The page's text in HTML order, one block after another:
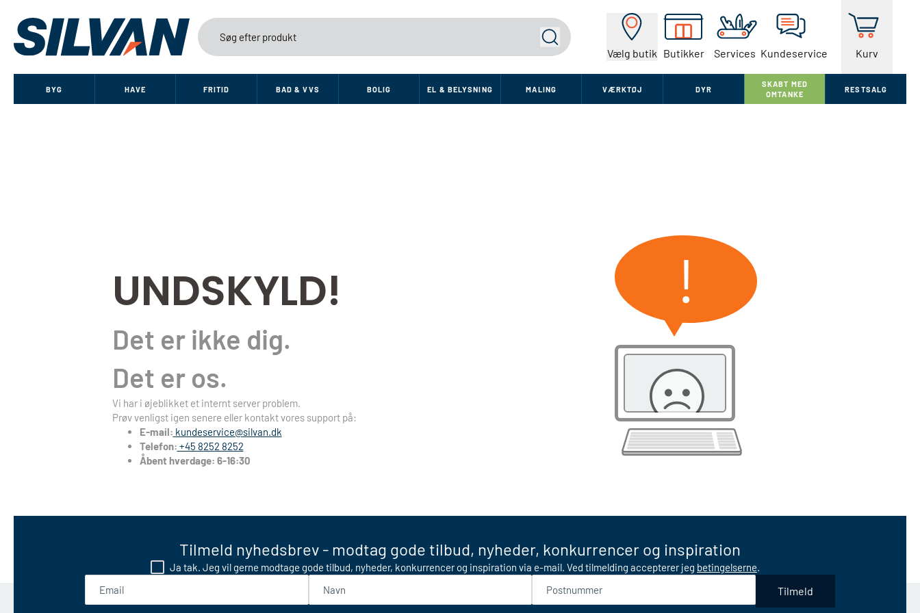
Vælg butik Butikker Services Kundeservice Kurv
Søg
BYG HAVE FRITID BAD & VVS BOLIG EL & BELYSNING MALING VÆRKTØJ DYR
SKABT MED
OMTANKE
RESTSALG
UNDSKYLD!
Det er ikke dig.
Det er os.
Vi har i øjeblikket et internt server problem.
Prøv venligst igen senere eller kontakt vores support på:
E-mail: kundeservice@silvan.dk
Telefon: +45 8252 8252
Åbent hverdage: 6-16:30
!
Tilmeld nyhedsbrev - modtag gode tilbud, nyheder, konkurrencer og inspiration
Ja tak. Jeg vil gerne modtage gode tilbud, nyheder, konkurrencer og inspiration via e-mail. Ved tilmelding accepterer jeg betingelserne.
Tilmeld